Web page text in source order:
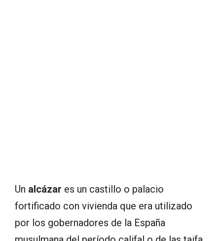
Un alcázar es un castillo o palacio
fortificado con vivienda que era utilizado
por los gobernadores de la España